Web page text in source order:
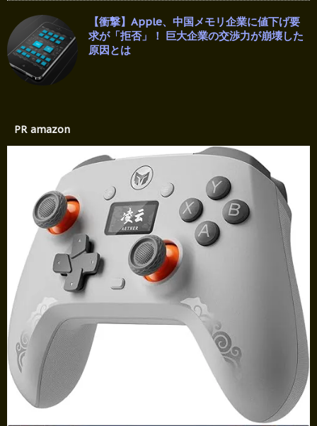
【衝撃】Apple、中国メモリ企業に値下げ要
求が「拒否」！ 巨大企業の交渉力が崩壊した
原因とは
PR amazon